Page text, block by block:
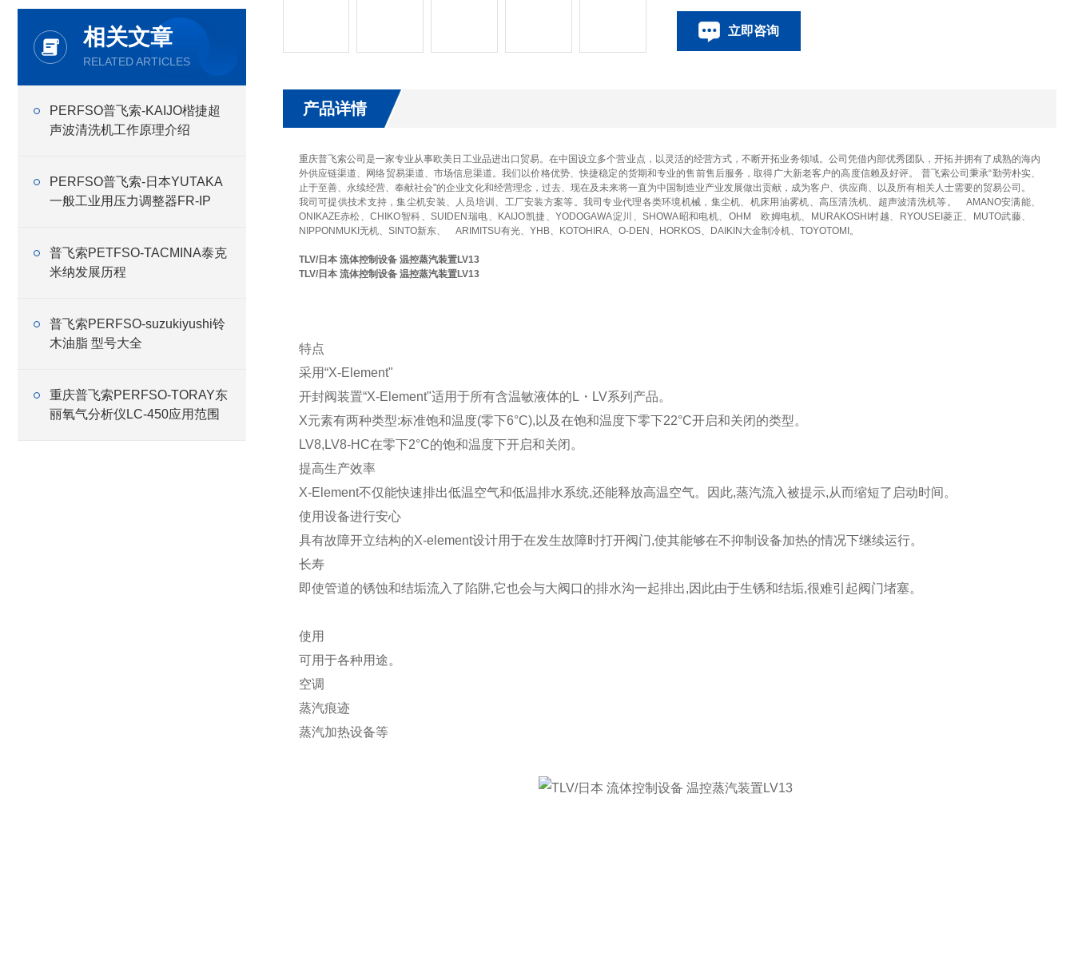
相关文章
RELATED ARTICLES
PERFSO普飞索-KAIJO楷捷超
声波清洗机工作原理介绍
PERFSO普飞索-日本YUTAKA
一般工业用压力调整器FR-IP
普飞索PETFSO-TACMINA泰克
米纳发展历程
普飞索PERFSO-suzukiyushi铃
木油脂 型号大全
重庆普飞索PERFSO-TORAY东
丽氧气分析仪LC-450应用范围
立即咨询
产品详情
重庆普飞索公司是一家专业从事欧美日工业品进出口贸易。在中国设立多个营业点，以灵活的经营方式，不断开拓业务领域。公司凭借内部优秀团队，开拓并拥有了成熟的海内
外供应链渠道、网络贸易渠道、市场信息渠道。我们以价格优势、快捷稳定的货期和专业的售前售后服务，取得广大新老客户的高度信赖及好评。 普飞索公司秉承“勤劳朴实、
止于至善、永续经营、奉献社会"的企业文化和经营理念，过去、现在及未来将一直为中国制造业产业发展做出贡献，成为客户、供应商、以及所有相关人士需要的贸易公司。
我司可提供技术支持，集尘机安装、人员培训、工厂安装方案等。我司专业代理各类环境机械，集尘机、机床用油雾机、高压清洗机、超声波清洗机等。
AMANO安满能、
ONIKAZE赤松、CHIKO智科、SUIDEN瑞电、KAIJO凯捷、YODOGAWA淀川、SHOWA昭和电机、OHM
欧姆电机、MURAKOSHI村越、RYOUSEI菱正、MUTO武藤、
NIPPONMUKI无机、SINTO新东、
ARIMITSU有光、YHB、KOTOHIRA、O-DEN、HORKOS、DAIKIN大金制冷机、TOYOTOMI。
TLV/日本 流体控制设备 温控蒸汽装置LV13
TLV/日本 流体控制设备 温控蒸汽装置LV13
特点
采用“X-Element"
开封阀装置“X-Element"适用于所有含温敏液体的L・LV系列产品。
X元素有两种类型:标准饱和温度(零下6°C),以及在饱和温度下零下22°C开启和关闭的类型。
LV8,LV8-HC在零下2°C的饱和温度下开启和关闭。
提高生产效率
X-Element不仅能快速排出低温空气和低温排水系统,还能释放高温空气。因此,蒸汽流入被提示,从而缩短了启动时间。
使用设备进行安心
具有故障开立结构的X-element设计用于在发生故障时打开阀门,使其能够在不抑制设备加热的情况下继续运行。
长寿
即使管道的锈蚀和结垢流入了陷阱,它也会与大阀口的排水沟一起排出,因此由于生锈和结垢,很难引起阀门堵塞。
使用
可用于各种用途。
空调
蒸汽痕迹
蒸汽加热设备等